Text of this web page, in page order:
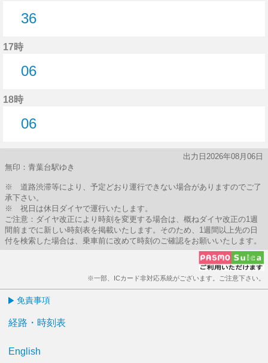
36
17時
06
18時
06
出力日2026年08月06日
無印：青葉台駅ゆき
※ 道路渋滞等により、予定どおり運行できない場合がありますのでご了
承下さい。
※ 祝日は休日ダイヤで運行いたします。
ご注意：ダイヤ改正により時刻を変更する場合は、概ねダイヤ改正の1週
間前までに新しい時刻表を掲載いたします。そのため、1週間以上先の日
付を検索した場合は、乗車前に改めて時刻のご確認をお願いいたします。
※一部、ICカード非対応系統がございます。ご注意下さい。
免責事項
経路・時刻表
English